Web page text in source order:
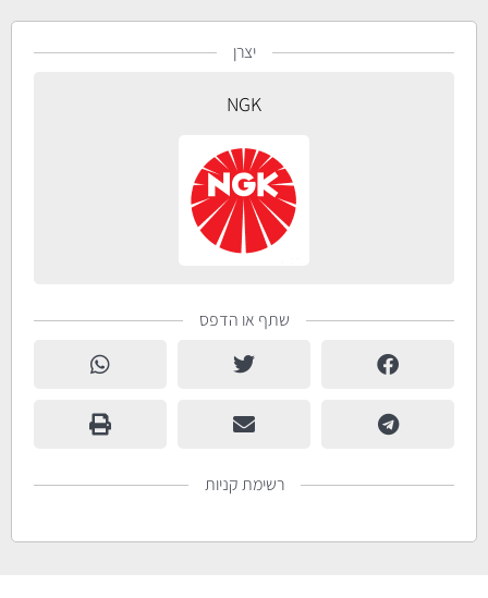
יצרן
NGK
שתף או הדפס
רשימת קניות